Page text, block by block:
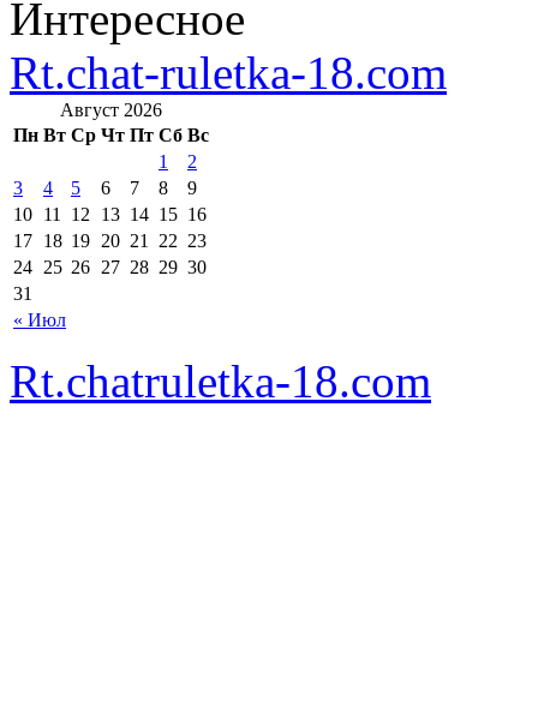
Интересное
Rt.chat-ruletka-18.com
Август 2026
Пн Вт Ср Чт Пт Сб Вс
« Июл
1
2
3
4 5 6 7 8
9
10 11 12 13 14 15 16
17 18 19 20 21 22 23
24 25 26 27 28 29 30
31
Rt.chatruletka-18.com